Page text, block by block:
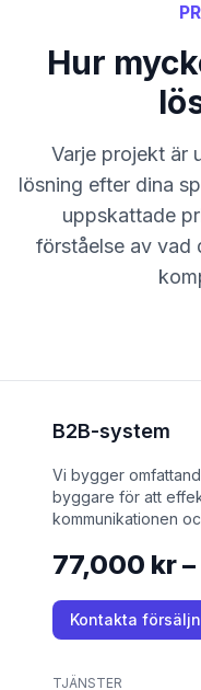
Hur
Varje projekt är
lösning efter dina
uppskattade
förståelse av vad
B2B-system
Vi bygger
byggare för att
kommunikationen
77,000 kr
Kontakta
TJÄNSTER